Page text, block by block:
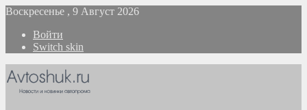
Воскресенье , 9 Август 2026
Войти
Switch skin